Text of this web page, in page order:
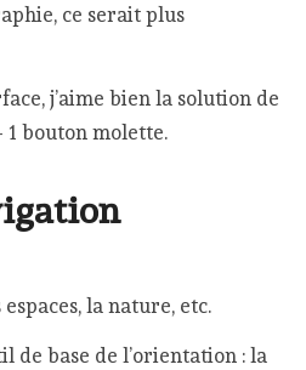
ce serait plus
j’aime bien la solution de
1 bouton molette.
la nature, etc.
de base de l’orientation : la